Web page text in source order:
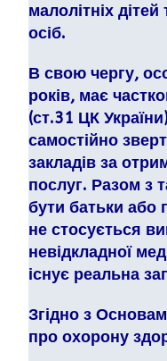
малолітніх
осіб.
В свою чергу,
років, має
(ст.31 ЦК
самостійно
закладів за
послуг. Разом з
бути батьки або
не стосується
невідкладної
існує реальна
Згідно з
про охорону